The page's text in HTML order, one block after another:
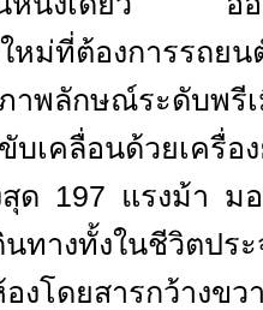
หม่ที่ต้องการรถยน
พลักษณ์ระดับพรีเ
เคลื่อนด้วยเครื่
ด 197 แรงม้า ม
ทางทั้งในชีวิตปร
งโดยสารกว้างขว